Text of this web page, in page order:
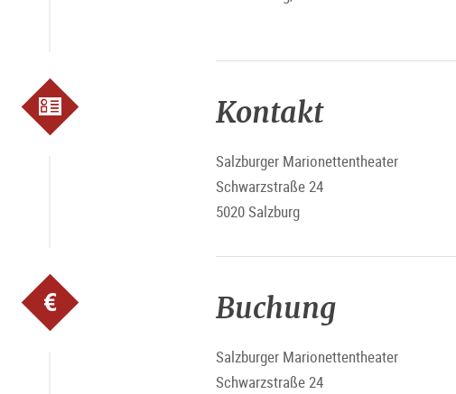
Kontakt
Salzburger Marionettentheater
Schwarzstraße 24
5020 Salzburg
Buchung
Salzburger Marionettentheater
Schwarzstraße 24